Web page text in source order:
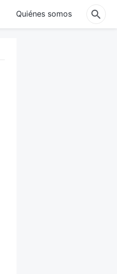
Quiénes somos